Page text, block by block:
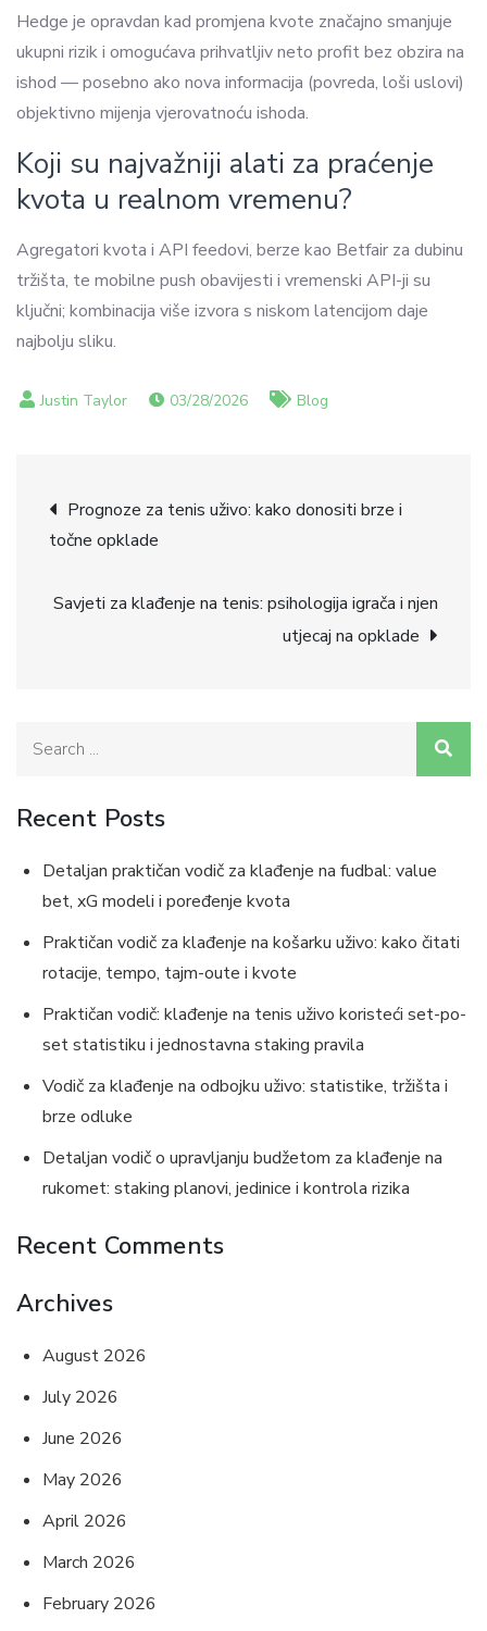
Hedge je opravdan kad promjena kvote značajno smanjuje
ukupni rizik i omogućava prihvatljiv neto profit bez obzira na
ishod — posebno ako nova informacija (povreda, loši uslovi)
objektivno mijenja vjerovatnoću ishoda.
Koji su najvažniji alati za praćenje
kvota u realnom vremenu?
Agregatori kvota i API feedovi, berze kao Betfair za dubinu
tržišta, te mobilne push obavijesti i vremenski API-ji su
ključni; kombinacija više izvora s niskom latencijom daje
najbolju sliku.
03/28/2026 Blog
Post
navigation
Prognoze za tenis uživo: kako donositi brze i
točne opklade
Savjeti za klađenje na tenis: psihologija igrača i njen
utjecaj na opklade
Recent Posts
Detaljan praktičan vodič za klađenje na fudbal: value
bet, xG modeli i poređenje kvota
Praktičan vodič za klađenje na košarku uživo: kako čitati
rotacije, tempo, tajm-oute i kvote
Praktičan vodič: klađenje na tenis uživo koristeći set-po-
set statistiku i jednostavna staking pravila
Vodič za klađenje na odbojku uživo: statistike, tržišta i
brze odluke
Detaljan vodič o upravljanju budžetom za klađenje na
rukomet: staking planovi, jedinice i kontrola rizika
Recent Comments
Archives
August 2026
July 2026
June 2026
May 2026
April 2026
March 2026
February 2026